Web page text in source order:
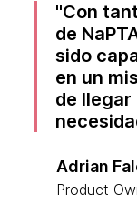
Con
de
sido
en un
de llegar
Adrian
Product